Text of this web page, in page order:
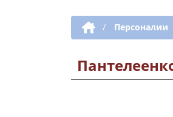
Дополнительная
/ Персоналии